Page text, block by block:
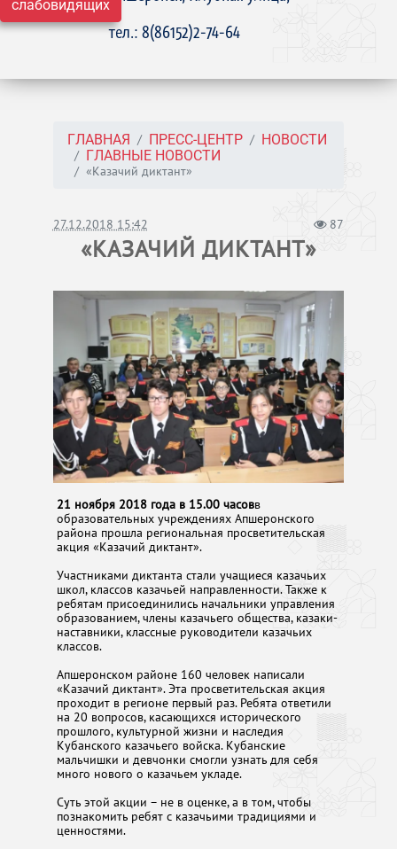
слабовидящих15
тел.: 8(86152)2-74-64
ГЛАВНАЯ ПРЕСС-ЦЕНТР
НОВОСТИ
ГЛАВНЫЕ НОВОСТИ
«Казачий диктант»
27.12.2018 15:42 87
«КАЗАЧИЙ ДИКТАНТ»
21 ноября 2018 года в 15.00 часовв
образовательных учреждениях Апшеронского
района прошла региональная просветительская
акция «Казачий диктант».
Участниками диктанта стали учащиеся казачьих
школ, классов казачьей направленности. Также к
ребятам присоединились начальники управления
образованием, члены казачьего общества, казаки-
наставники, классные руководители казачьих
классов.
Апшеронском районе 160 человек написали
«Казачий диктант». Эта просветительская акция
проходит в регионе первый раз. Ребята ответили
на 20 вопросов, касающихся исторического
прошлого, культурной жизни и наследия
Кубанского казачьего войска. Кубанские
мальчишки и девчонки смогли узнать для себя
много нового о казачьем укладе.
Суть этой акции – не в оценке, а в том, чтобы
познакомить ребят с казачьими традициями и
ценностями.